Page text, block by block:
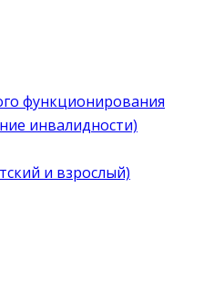
функционирования
инвалидности)
и взрослый)